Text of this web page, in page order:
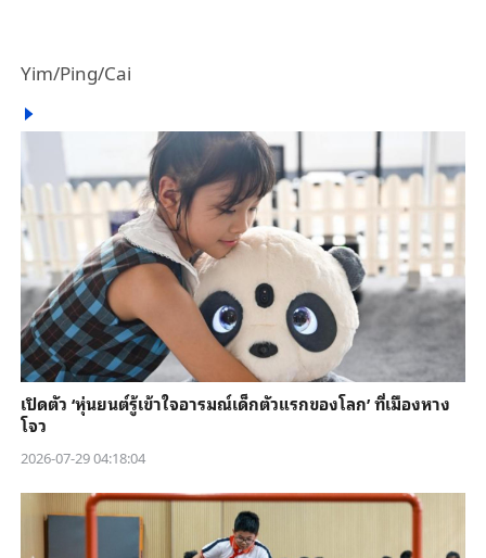
Yim/Ping/Cai
เปิดตัว ‘หุ่นยนต์รู้เข้าใจอารมณ์เด็กตัวแรกของโลก’ ที่เมืองหาง
โจว
2026-07-29 04:18:04